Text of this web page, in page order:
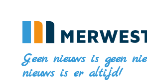
Geen nieuws is geen
nieuws is er altijd!